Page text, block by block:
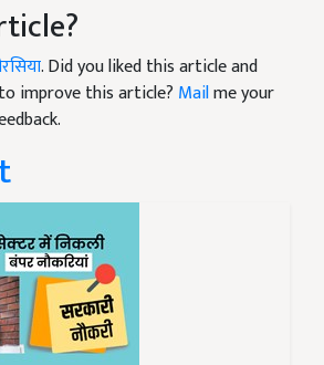
. Did you liked this article and
improve this article? Mailme your